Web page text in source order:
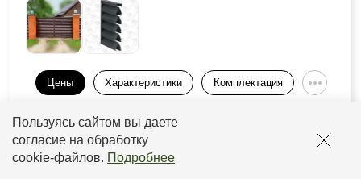
Пользуясь сайтом вы даете
согласие на обработку
cookie-файлов. Подробнее
Цены Характеристики Комплектация
Покрытие
Толщина
рамы